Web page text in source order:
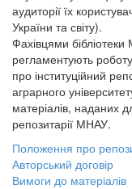
аудиторії їх
України та світу).
Фахівцями
регламентують
про інституційний
аграрного
матеріалів, наданих
репозитарії МНАУ.
Положення про
Авторський договір
Вимоги до матеріалів